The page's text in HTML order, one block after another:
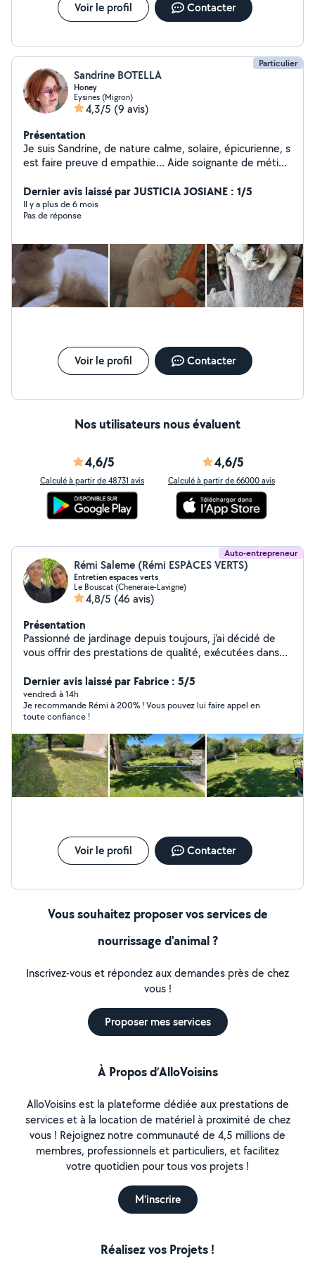
Voir le profil Contacter
Particulier
Sandrine BOTELLA
Honey
Eysines (Migron)
4,3/5 (9 avis)
Présentation
Je suis Sandrine, de nature calme, solaire, épicurienne, s
est faire preuve d empathie... Aide soignante de métier,
Passionnée de danse urbaine et une amoureuse des
animaux. Pet sitter. J'envisage d'élargir mes
connaissances dans le domaine animalier. Je me rends
promener, prendre soin vos compagnons... Et apporter
mon aide dans la limite de mes possibilités ( aide aux
personne, courses, balade en forêt... what else etc...).
Des questions ?? Contactez moi :) En vous souhaitant
une belle journée :) Une belle soirée... au plaisir.
Dernier avis laissé par JUSTICIA JOSIANE : 1/5
Il y a plus de 6 mois
Pas de réponse
Voir le profil Contacter
Nos utilisateurs nous évaluent
4,6/5
Calculé à partir de 48731 avis
4,6/5
Calculé à partir de 66000 avis
Auto-entrepreneur
Rémi Saleme (Rémi ESPACES VERTS)
Entretien espaces verts
Le Bouscat (Cheneraie-Lavigne)
4,8/5 (46 avis)
Présentation
Passionné de jardinage depuis toujours, j'ai décidé de
vous offrir des prestations de qualité, exécutées dans
De la simple tonte de pelouse, taillage de hais, élagage
d'arbre, débroussaillage, le nettoyage et entretien de
votre terrasse. Je reste toujours disponible pour
écouter toutes vos demandes. De l'intervention
ponctuelle à régulière, je m'engage à toujours vous
fournir la meilleure qualité de travail possible. N'hésitez
pas à me contacter pour plus d'informations ou pour un
DEVIS GRATUIT !
Dernier avis laissé par Fabrice : 5/5
vendredi à 14h
Je recommande Rémi à 200% ! Vous pouvez lui faire appel en
toute confiance !
Voir le profil Contacter
Vous souhaitez proposer vos services de
nourrissage d'animal ?
Inscrivez-vous et répondez aux demandes près de chez
vous !
Proposer mes services
À Propos d’AlloVoisins
AlloVoisins est la plateforme dédiée aux prestations de
services et à la location de matériel à proximité de chez
vous ! Rejoignez notre communauté de 4,5 millions de
membres, professionnels et particuliers, et facilitez
votre quotidien pour tous vos projets !
M'inscrire
Réalisez vos Projets !